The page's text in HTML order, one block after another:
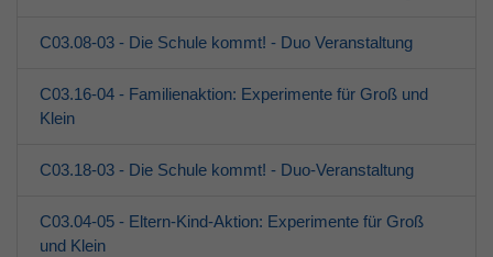
C03.08-03 - Die Schule kommt! - Duo Veranstaltung
C03.16-04 - Familienaktion: Experimente für Groß und
Klein
C03.18-03 - Die Schule kommt! - Duo-Veranstaltung
C03.04-05 - Eltern-Kind-Aktion: Experimente für Groß
und Klein